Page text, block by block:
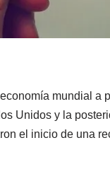
mundial a
Unidos y la
el inicio de una